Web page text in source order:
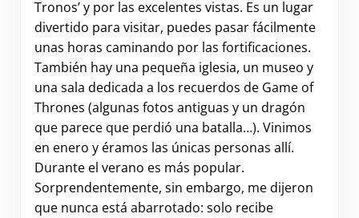
Tronos’ y por las excelentes vistas. Es un lugar
divertido para visitar, puedes pasar fácilmente
unas horas caminando por las fortificaciones.
También hay una pequeña iglesia, un museo y
una sala dedicada a los recuerdos de Game of
Thrones (algunas fotos antiguas y un dragón
que parece que perdió una batalla…). Vinimos
en enero y éramos las únicas personas allí.
Durante el verano es más popular.
Sorprendentemente, sin embargo, me dijeron
que nunca está abarrotado: solo recibe